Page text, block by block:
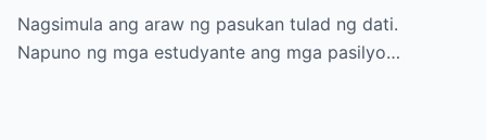
Malaman Niya Kung Sino ang Ama Nito.
Nagsimula ang araw ng pasukan tulad ng dati.
Napuno ng mga estudyante ang mga pasilyo…